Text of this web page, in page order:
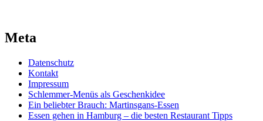
Meta
Datenschutz
Kontakt
Impressum
Schlemmer-Menüs als Geschenkidee
Ein beliebter Brauch: Martinsgans-Essen
Essen gehen in Hamburg – die besten Restaurant Tipps